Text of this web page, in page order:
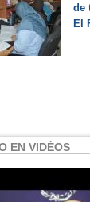
de
El
EN VIDÉOS